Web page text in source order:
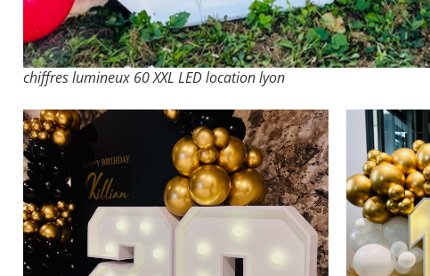
chiffres lumineux 60 XXL LED location lyon